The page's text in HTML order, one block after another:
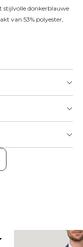
stijlvolle donkerblauwe
van 53% polyester,